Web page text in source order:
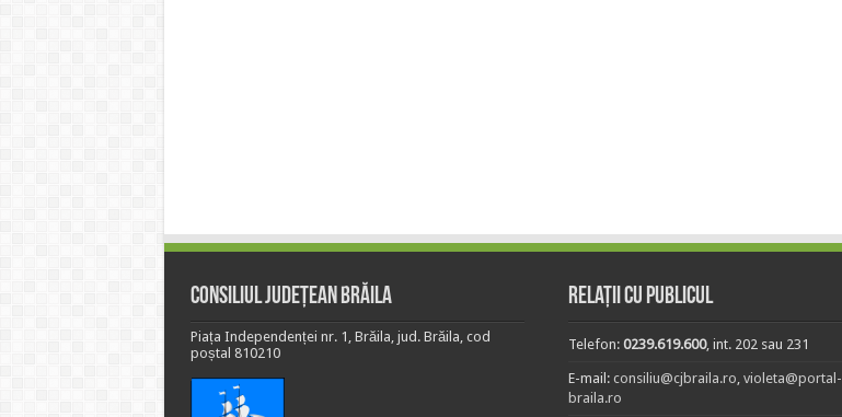
Consiliul Județean Brăila
Piața Independenței nr. 1, Brăila, jud. Brăila, cod
poștal 810210
Relații cu publicul
Telefon:0239.619.600, int. 202 sau 231
E-mail:consiliu@cjbraila.ro,violeta@portal-
braila.ro